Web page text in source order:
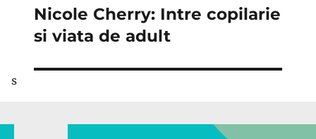
Articolul
următor:
Nicole Cherry: Intre copilarie
si viata de adult
s